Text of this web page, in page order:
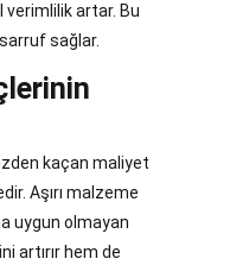
verimlilik artar. Bu
sağlar.
kaçan maliyet
Aşırı malzeme
uygun olmayan
artırır hem de